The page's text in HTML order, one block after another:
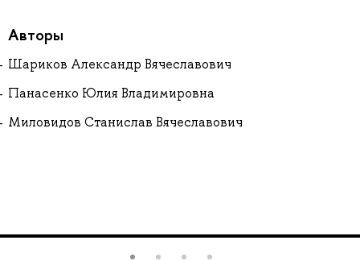
Авторы
Шариков Александр Вячеславович
Панасенко Юлия Владимировна
Миловидов Станислав Вячеславович